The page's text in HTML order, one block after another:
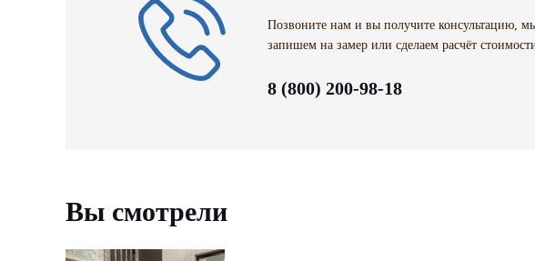
Позвоните нам и вы получите консультацию,
запишем на замер или сделаем расчёт
8 (800) 200-98-18
Вы смотрели